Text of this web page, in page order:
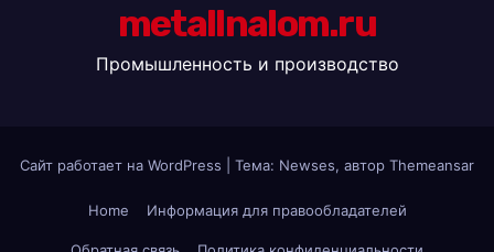
metallnalom.ru
Промышленность и производство
Сайт работает на WordPress Тема: Newses, автор Themeansar
Home Информация для правообладателей